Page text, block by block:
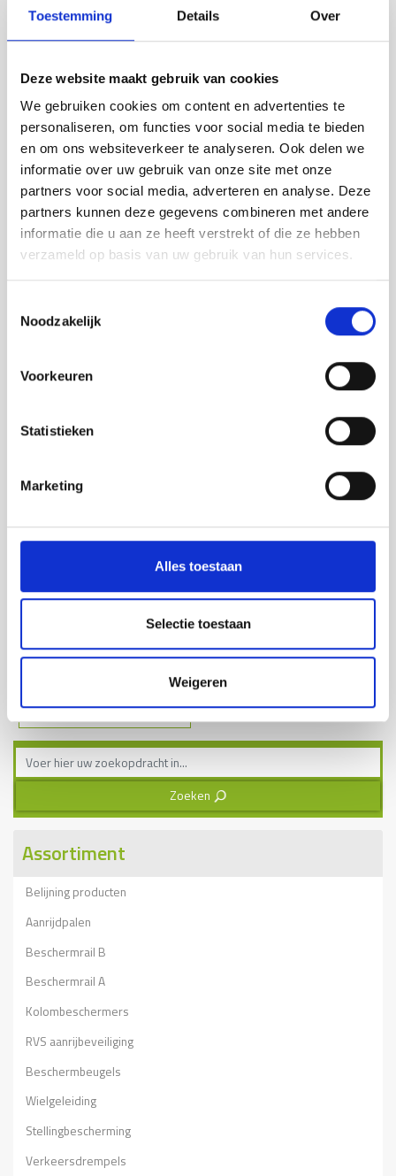
Toestemming Details Over
Deze website maakt gebruik van cookies
We gebruiken cookies om content en advertenties te
personaliseren, om functies voor social media te bieden
en om ons websiteverkeer te analyseren. Ook delen we
informatie over uw gebruik van onze site met onze
partners voor social media, adverteren en analyse. Deze
partners kunnen deze gegevens combineren met andere
informatie die u aan ze heeft verstrekt of die ze hebben
verzameld op basis van uw gebruik van hun services.
Noodzakelijk
Voorkeuren
Statistieken
Marketing
Alles toestaan
Selectie toestaan
Weigeren
Zoeken 3
Assortiment
Belijning producten
Aanrijdpalen
Beschermrail B
Beschermrail A
Kolombeschermers
RVS aanrijbeveiliging
Beschermbeugels
Wielgeleiding
Stellingbescherming
Verkeersdrempels
Stijl IPE-140 ovp hoog 500
mm. thvz
€ 55,00
Lees meer
Stijl IPE-140 ovp hoog 700
mm. thvz
€ 62,00
Verankering M16x125 mm.
compleet incl. lijm.
Lees meer